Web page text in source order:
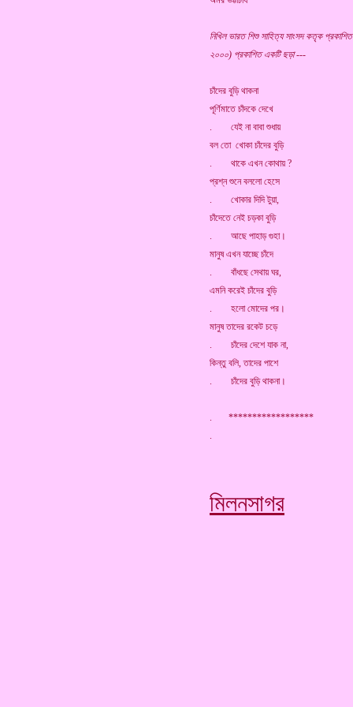
নিখিল ভারত শিশু সাহিত্য সাংসদ কতৃক
২০০০) প্রকাশিত একটি ছড়া ---
চাঁদের বুড়ি থাকনা
পূর্ণিমাতে চাঁদকে দেখে
. যেই না বাবা শুধায়
বল তো খোকা চাঁদের বুড়ি
. থাকে এখন কোথায় ?
প্রশ্ন শুনে বললো হেসে
. খোকার দিদি টুয়া,
চাঁদেতে নেই চড়কা বুড়ি
. আছে পাহাড় গুহা।
মানুষ এখন যাচ্ছে চাঁদে
. বাঁধছে সেথায় ঘর,
এমনি করেই চাঁদের বুড়ি
. হলো মোদের পর।
মানুষ তাদের রকেট চড়ে
. চাঁদের দেশে যাক না,
কিন্তু বলি, তাদের পাশে
. চাঁদের বুড়ি থাকনা।
. ******************
মিলনসাগর